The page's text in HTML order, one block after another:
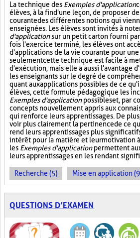
La technique des Exemples d'application
élèves, à la fin d'une leçon, de proposer
courante des différentes notions qui
enseignées. Les élèves sont invités à
d'applicationsur un petit carton fourni
fois l'exercice terminé, les élèves ont
d'applications de la vie courante pour
seulement cette technique est facile à
d'exécution, mais elle a aussi l'avantage
les enseignants sur le degré de
quant aux applications possibles de ce
élèves, cette formule pédagogique les
Exemples d'applicationpossibles et, par
concepts nouvellement appris aux
qui renforce leurs apprentissages. De
voir plus clairement la pertinence de ce
rend leurs apprentissages plus
intérêt pour la matière et leur motivation
les Exemples d'applicationpermettent
leurs apprentissages en les rendant
Recherche (5) Mise en application
QUESTIONS D’EXAMEN